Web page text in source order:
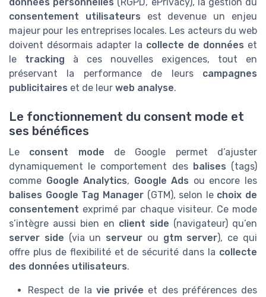
consentement utilisateurs est devenue un enjeu
majeur pour les entreprises locales. Les acteurs du web
doivent désormais adapter la collecte de données et
le tracking à ces nouvelles exigences, tout en
préservant la performance de leurs campagnes
publicitaires et de leur web analyse.
Le fonctionnement du consent mode et
ses bénéfices
Le consent mode de Google permet d’ajuster
dynamiquement le comportement des balises (tags)
comme Google Analytics, Google Ads ou encore les
balises Google Tag Manager(GTM), selon le choix de
consentement exprimé par chaque visiteur. Ce mode
s’intègre aussi bien en client side (navigateur) qu’en
server side (via un serveur ou gtm server), ce qui
offre plus de flexibilité et de sécurité dans la collecte
des données utilisateurs.
Respect de la vie privée et des préférences des